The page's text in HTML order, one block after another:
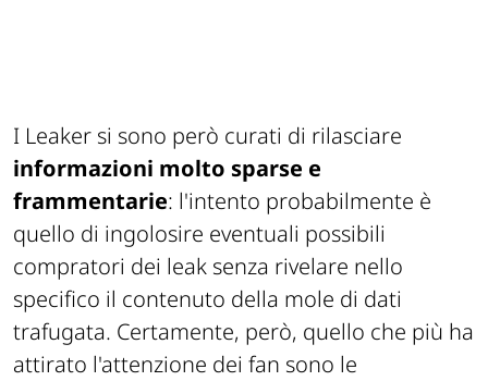
I Leaker si sono però curati di rilasciare
informazioni molto sparse e
frammentarie: l'intento probabilmente è
quello di ingolosire eventuali possibili
compratori dei leak senza rivelare nello
specifico il contenuto della mole di dati
trafugata. Certamente, però, quello che più ha
attirato l'attenzione dei fan sono le